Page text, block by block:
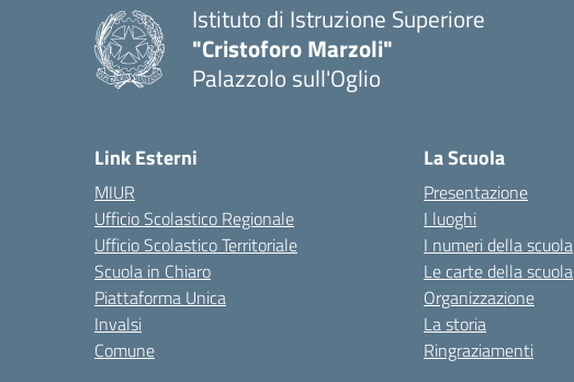
Istituto di Istruzione Superiore
"Cristoforo Marzoli"
Palazzolo sull'Oglio
Link Esterni
MIUR
Ufficio Scolastico Regionale
Ufficio Scolastico Territoriale
Scuola in Chiaro
Piattaforma Unica
Invalsi
Comune
La Scuola
Presentazione
I luoghi
I numeri della scuola
Le carte della scuola
Organizzazione
La storia
Ringraziamenti